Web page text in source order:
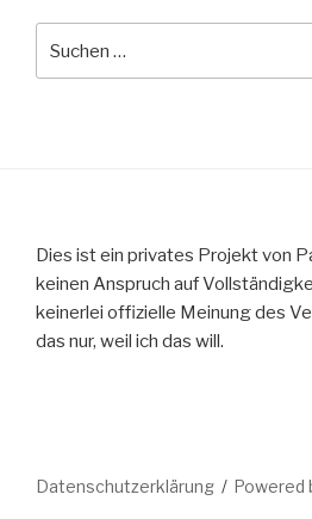
nach:
Dies ist ein privates Projekt von
keinen Anspruch auf
keinerlei offizielle Meinung des
das nur, weil ich das will.
Datenschutzerklärung Powered